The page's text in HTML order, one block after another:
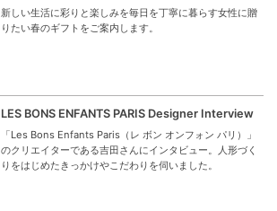
新しい生活に彩りと楽しみを毎日を丁寧に暮らす女性に贈
りたい春のギフトをご案内します。
LES BONS ENFANTS PARIS Designer Interview
「Les Bons Enfants Paris（レ ボン オンフォン パリ）」
のクリエイターである吉田さんにインタビュー。人形づく
りをはじめたきっかけやこだわりを伺いました。